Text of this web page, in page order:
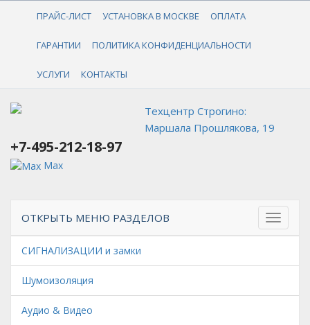
+7-495-212-18-97
ПРАЙС-ЛИСТ УСТАНОВКА В МОСКВЕ ОПЛАТА
ГАРАНТИИ ПОЛИТИКА КОНФИДЕНЦИАЛЬНОСТИ
УСЛУГИ КОНТАКТЫ
Техцентр Строгино:
Маршала Прошлякова, 19
+7-495-212-18-97
Max
ОТКРЫТЬ МЕНЮ РАЗДЕЛОВ
СИГНАЛИЗАЦИИ и замки
Шумоизоляция
Аудио & Видео